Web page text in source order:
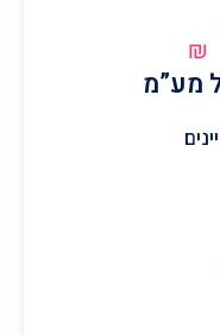
₪
מע”מ